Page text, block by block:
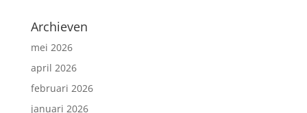
Archieven
mei 2026
april 2026
februari 2026
januari 2026